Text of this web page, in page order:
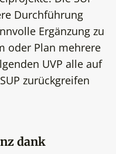
Durchführung
Ergänzung zu
oder Plan mehrere
UVP alle auf
zurückgreifen
dank